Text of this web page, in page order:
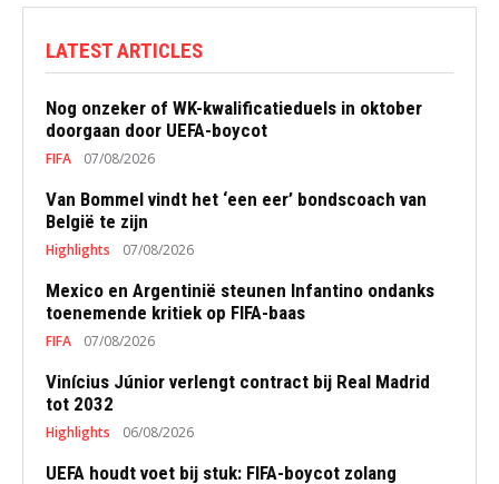
LATEST ARTICLES
Nog onzeker of WK-kwalificatieduels in oktober
doorgaan door UEFA-boycot
FIFA 07/08/2026
Van Bommel vindt het ‘een eer’ bondscoach van
België te zijn
Highlights 07/08/2026
Mexico en Argentinië steunen Infantino ondanks
toenemende kritiek op FIFA-baas
FIFA 07/08/2026
Vinícius Júnior verlengt contract bij Real Madrid
tot 2032
Highlights 06/08/2026
UEFA houdt voet bij stuk: FIFA-boycot zolang